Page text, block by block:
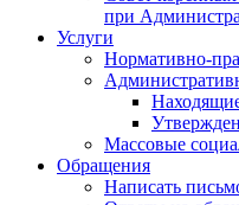
при
Услуги
Нормативно-
Массовые
Обращения
Написать